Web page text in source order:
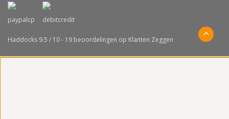
Haddocks 9.5 / 10- 19 beoordelingen op Klanten Zeggen